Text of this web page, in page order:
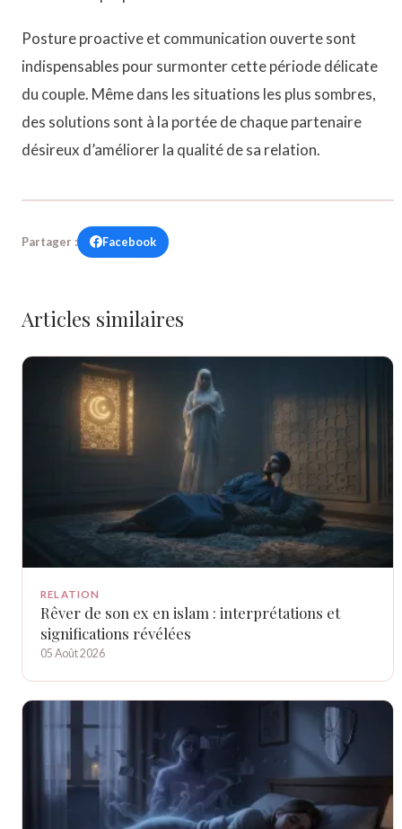
Posture proactive et communication ouverte sont
indispensables pour surmonter cette période délicate
du couple. Même dans les situations les plus sombres,
des solutions sont à la portée de chaque partenaire
désireux d’améliorer la qualité de sa relation.
Partager : Facebook
Articles similaires
RELATION
Rêver de son ex en islam : interprétations et
significations révélées
05 Août 2026